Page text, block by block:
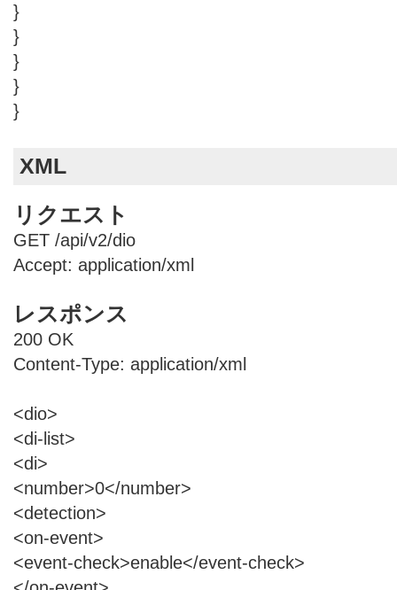
}
}
}
}
}
XML
リクエスト
GET /api/v2/dio
Accept: application/xml
レスポンス
200 OK
Content-Type: application/xml
<dio>
<di-list>
<di>
<number>0</number>
<detection>
<on-event>
<event-check>enable</event-check>